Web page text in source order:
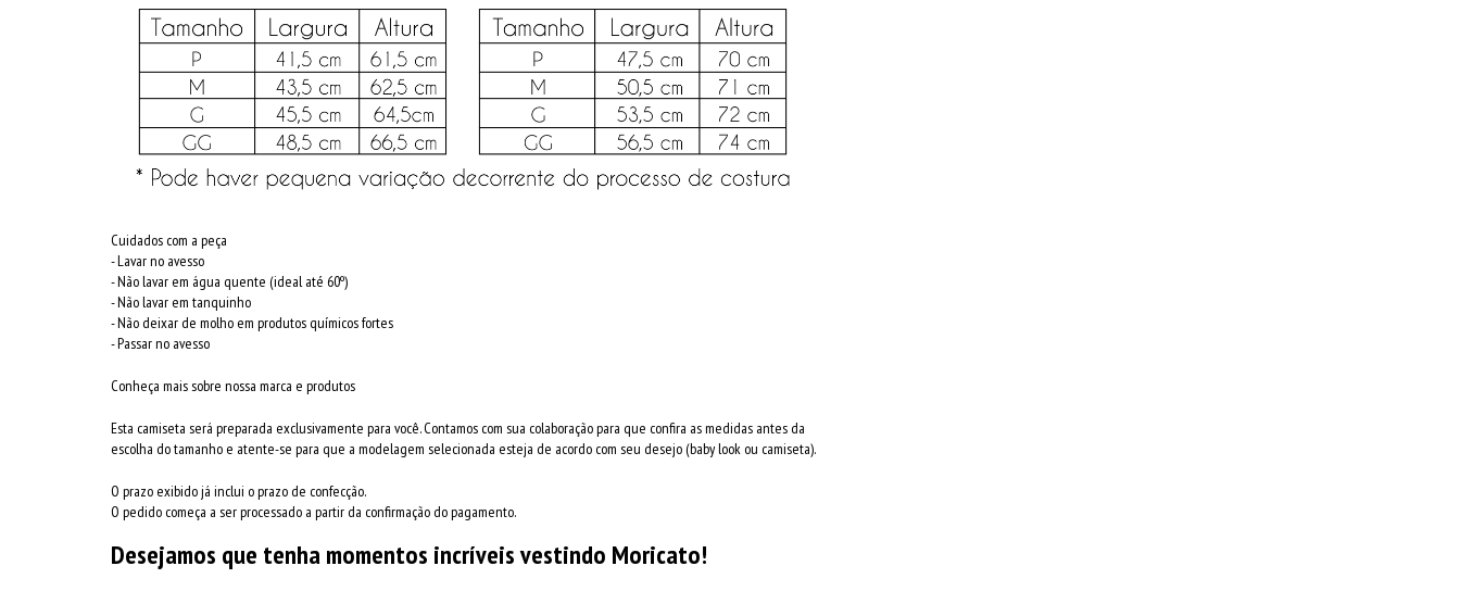
Cuidados com a peça
- Lavar no avesso
- Não lavar em água quente (ideal até 60º)
- Não lavar em tanquinho
- Não deixar de molho em produtos químicos fortes
- Passar no avesso
Conheça mais sobre nossa marca e produtos
Esta camiseta será preparada exclusivamente para você. Contamos com sua colaboração para que confira as medidas antes da
escolha do tamanho e atente-se para que a modelagem selecionada esteja de acordo com seu desejo (baby look ou camiseta).
O prazo exibido já inclui o prazo de confecção.
O pedido começa a ser processado a partir da confirmação do pagamento.
Desejamos que tenha momentos incríveis vestindo Moricato!